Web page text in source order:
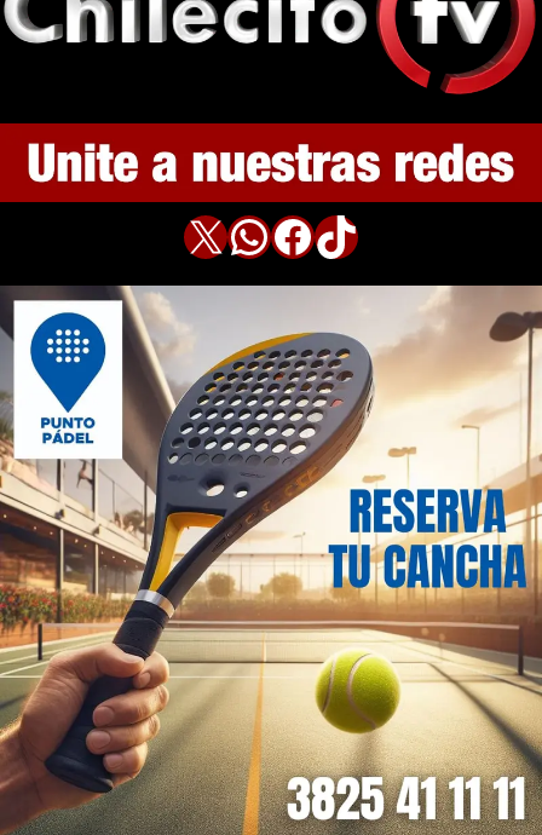
X WhatsApp Facebook TikTok